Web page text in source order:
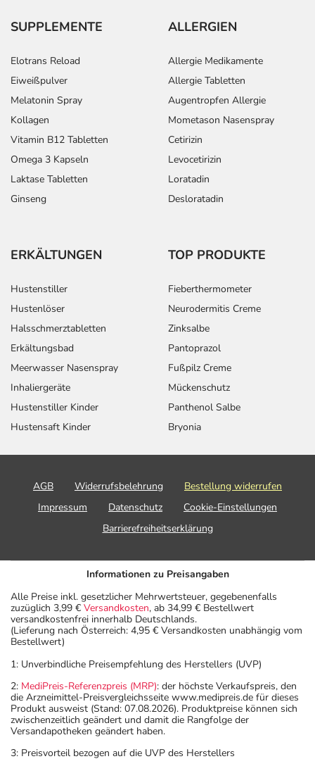
SUPPLEMENTE
Elotrans Reload
Eiweißpulver
Melatonin Spray
Kollagen
Vitamin B12 Tabletten
Omega 3 Kapseln
Laktase Tabletten
Ginseng
ALLERGIEN
Allergie Medikamente
Allergie Tabletten
Augentropfen Allergie
Mometason Nasenspray
Cetirizin
Levocetirizin
Loratadin
Desloratadin
ERKÄLTUNGEN
Hustenstiller
Hustenlöser
Halsschmerztabletten
Erkältungsbad
Meerwasser Nasenspray
Inhaliergeräte
Hustenstiller Kinder
Hustensaft Kinder
TOP PRODUKTE
Fieberthermometer
Neurodermitis Creme
Zinksalbe
Pantoprazol
Fußpilz Creme
Mückenschutz
Panthenol Salbe
Bryonia
AGB Widerrufsbelehrung
Bestellung widerrufen
Impressum
Datenschutz
Cookie-Einstellungen
Barrierefreiheitserklärung
Informationen zu Preisangaben
Alle Preise inkl. gesetzlicher Mehrwertsteuer, gegebenenfalls
zuzüglich 3,99 € Versandkosten, ab 34,99 € Bestellwert
versandkostenfrei innerhalb Deutschlands.
(Lieferung nach Österreich: 4,95 € Versandkosten unabhängig vom
Bestellwert)
1: Unverbindliche Preisempfehlung des Herstellers (UVP)
2: MediPreis-Referenzpreis (MRP): der höchste Verkaufspreis, den
die Arzneimittel-Preisvergleichsseite www.medipreis.de für dieses
Produkt ausweist (Stand: 07.08.2026). Produktpreise können sich
zwischenzeitlich geändert und damit die Rangfolge der
Versandapotheken geändert haben.
3: Preisvorteil bezogen auf die UVP des Herstellers